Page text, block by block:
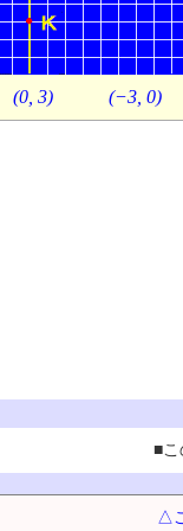
(0, 3) (−3, 0)
■こ
△